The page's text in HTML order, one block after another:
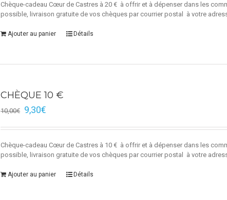
Chèque-cadeau Cœur de Castres à 20 € à offrir et à dépenser dans les
possible, livraison gratuite de vos chèques par courrier postal à votre
Ajouter au panier Détails
CHÈQUE 10 €
10,00€ 9,30€
Chèque-cadeau Cœur de Castres à 10 € à offrir et à dépenser dans les
possible, livraison gratuite de vos chèques par courrier postal à votre
Ajouter au panier Détails